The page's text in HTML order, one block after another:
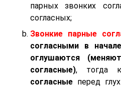
парных звонких
согласных;
Звонкие парные
согласными в
оглушаются
согласные), тогда
согласные перед